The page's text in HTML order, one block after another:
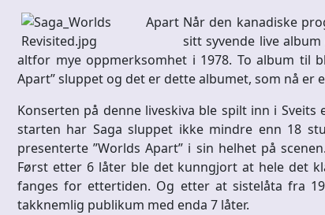
Når den kanadiske
sitt syvende live
altfor mye oppmerksomhet i 1978. To album til
Apart” sluppet og det er dette albumet, som nå er
Konserten på denne liveskiva ble spilt inn i
starten har Saga sluppet ikke mindre enn 18
presenterte ”Worlds Apart” i sin helhet på
Først etter 6 låter ble det kunngjort at hele det
fanges for ettertiden. Og etter at sistelåta fra
takknemlig publikum med enda 7 låter.